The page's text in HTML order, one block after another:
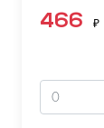
466 ₽